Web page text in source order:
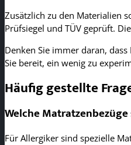
Zusätzlich zu den Materialien
Prüfsiegel und TÜV geprüft.
Denken Sie immer daran,
Sie bereit, ein wenig zu
Häufig gestellte
Welche
Für Allergiker sind spezielle